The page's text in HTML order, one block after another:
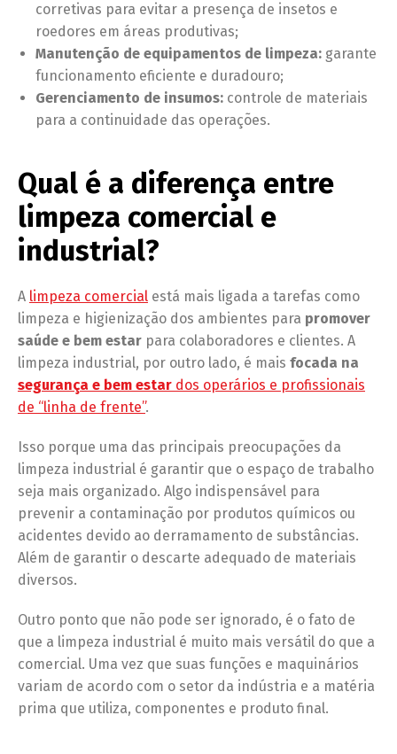
corretivas para evitar a presença de insetos e
roedores em áreas produtivas;
Manutenção de equipamentos de limpeza: garante
funcionamento eficiente e duradouro;
Gerenciamento de insumos: controle de materiais
para a continuidade das operações.
Qual é a diferença entre
limpeza comercial e
industrial?
A limpeza comercial está mais ligada a tarefas como
limpeza e higienização dos ambientes para promover
saúde e bem estar para colaboradores e clientes. A
limpeza industrial, por outro lado, é mais focada na
segurança e bem estar dos operários e profissionais
de “linha de frente”.
Isso porque uma das principais preocupações da
limpeza industrial é garantir que o espaço de trabalho
seja mais organizado. Algo indispensável para
prevenir a contaminação por produtos químicos ou
acidentes devido ao derramamento de substâncias.
Além de garantir o descarte adequado de materiais
diversos.
Outro ponto que não pode ser ignorado, é o fato de
que a limpeza industrial é muito mais versátil do que a
comercial. Uma vez que suas funções e maquinários
variam de acordo com o setor da indústria e a matéria
prima que utiliza, componentes e produto final.